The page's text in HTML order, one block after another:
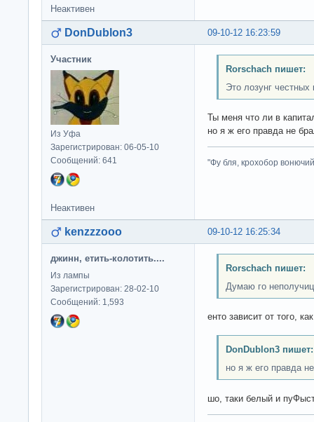
Неактивен
09-10-12 16:23:59
DonDublon3
Участник
Из Уфа
Зарегистрирован: 06-05-10
Сообщений: 641
Rorschach пишет:
Это лозунг честных
Ты меня что ли в
но я ж его правда не
"Фу бля, крохобор
Неактивен
09-10-12 16:25:34
kenzzzooo
джинн, етить-колотить....
Из лампы
Зарегистрирован: 28-02-10
Сообщений: 1,593
Rorschach пишет:
Думаю го
енто зависит от того,
DonDublon3 пишет:
но я ж его правда
шо, таки белый и